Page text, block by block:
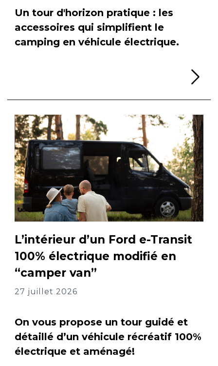
Un tour d'horizon pratique : les
accessoires qui simplifient le
camping en véhicule électrique.
L’intérieur d’un Ford e-Transit
100% électrique modifié en
“camper van”
27 juillet 2026
On vous propose un tour guidé et
détaillé d’un véhicule récréatif 100%
électrique et aménagé!